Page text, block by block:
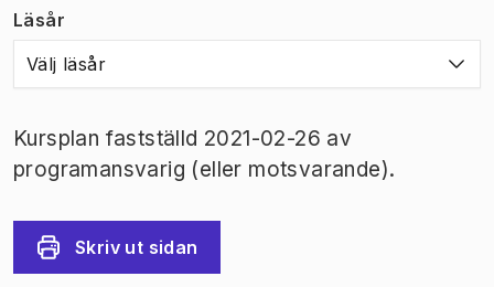
Läsår
Välj läsår
Kursplan fastställd 2021-02-26 av
programansvarig (eller motsvarande).
Skriv ut sidan